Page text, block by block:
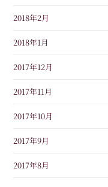
2018年2月
2018年1月
2017年12月
2017年11月
2017年10月
2017年9月
2017年8月